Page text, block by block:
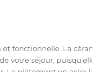
fonctionnelle. La
votre séjour,